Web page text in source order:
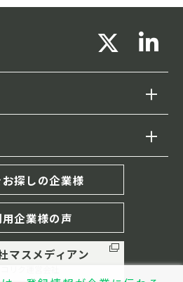
書き方
)
探しの企業様
用企業様の声
マスメディアン